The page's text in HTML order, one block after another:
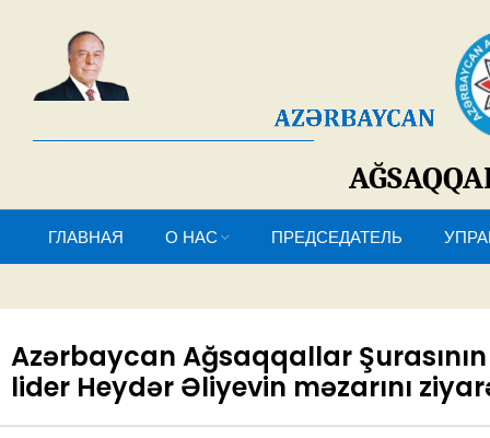
ГЛАВНАЯ О НАС ПРЕДСЕДАТЕЛЬ
Azərbaycan Ağsaqqallar
lider Heydər Əliyevin məzarını